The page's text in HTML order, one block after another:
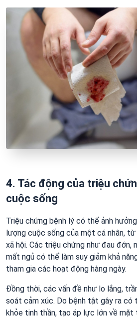
4. Tác động của triệu
cuộc sống
Triệu chứng bệnh lý có thể ảnh
lượng cuộc sống của một cá nhân,
xã hội. Các triệu chứng như đau đớn,
mất ngủ có thể làm suy giảm khả
tham gia các hoạt động hàng ngày.
Đồng thời, các vấn đề như lo lắng,
soát cảm xúc. Do bệnh tật gây ra có
khỏe tinh thần, tạo áp lực lớn về mặt